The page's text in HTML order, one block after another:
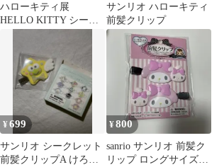
ハローキティ展
HELLO KITTY シーク
サンリオ ハローキティ
前髪クリップ
¥699
サンリオ シークレット
前髪クリップA けろけ
¥800
sanrio サンリオ 前髪ク
リップ ロングサイズ／